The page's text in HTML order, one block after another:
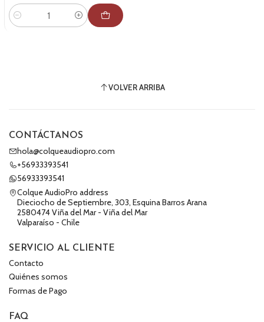
Cantidad
VOLVER ARRIBA
CONTÁCTANOS
hola@colqueaudiopro.com
+56933393541
56933393541
Colque AudioPro address
Dieciocho de Septiembre, 303, Esquina Barros Arana
2580474 Viña del Mar - Viña del Mar
Valparaíso - Chile
SERVICIO AL CLIENTE
Contacto
Quiénes somos
Formas de Pago
FAQ